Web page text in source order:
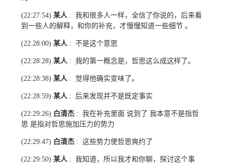
(22:27:54) 某人 : 我和很多人一样，全信了你说的，后来看
到一些人的解释，和你的补充，才慢慢知道一些细节 。
(22:28:00) 某人 : 不是这个意思
(22:28:28) 某人 : 我的第一概念是，哲思这么成这样了。
(22:28:38) 某人 : 觉得他确实变味了。
(22:28:59) 某人 : 后来发现并不是既定事实
(22:29:26) 白清杰 : 我在补充里面 说到了 我本意不是指哲
思 是指对哲思施加压力的势力
(22:29:47) 白清杰 : 这些势力使哲思爽约了
(22:29:50) 某人 : 我知道，所以我才和你聊，探讨这个事